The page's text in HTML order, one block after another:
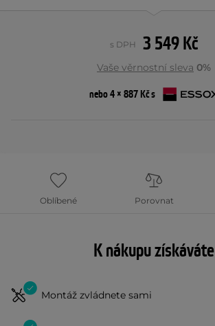
3 549 Kč
s DPH
Vaše věrnostní sleva 0%
nebo 4 × 887 Kč s
Oblíbené Porovnat
K nákupu získáváte
Montáž zvládnete sami